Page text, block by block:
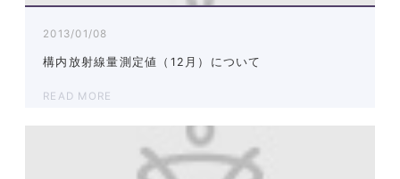
2013/01/08
構内放射線量測定値（12月）について
READ MORE